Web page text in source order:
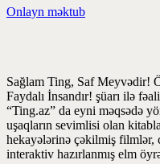
Onlayn məktub
Sağlam Ting, Saf Meyvədir!
Faydalı İnsandır! şüarı ilə
“Ting.az” da eyni məqsədə
uşaqların sevimlisi olan
hekayələrinə çəkilmiş
interaktiv hazırlanmış elm